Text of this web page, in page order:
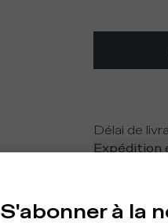
Délai de
Expédition
S'abonner à la